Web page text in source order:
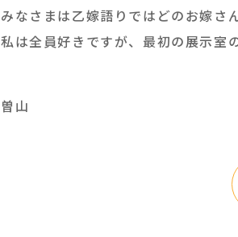
みなさまは乙嫁語りではどのお嫁さ
私は全員好きですが、最初の展示室
曽山